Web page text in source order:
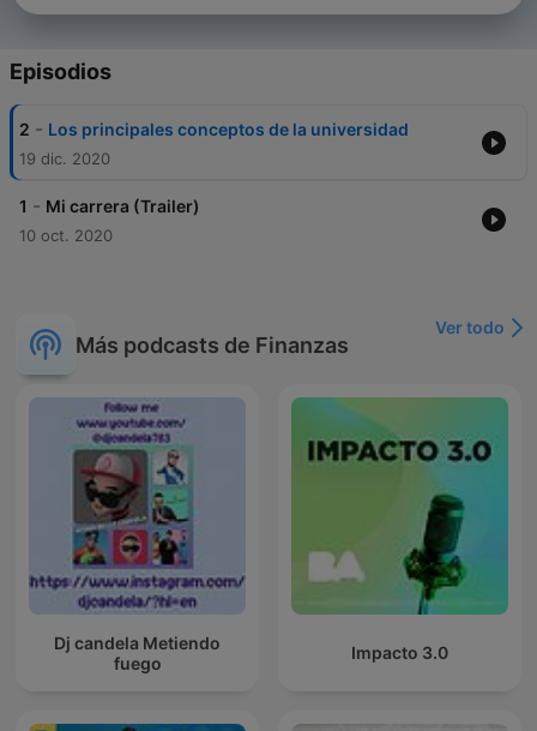
Episodios
2 - Los principales conceptos de la universidad
19 dic. 2020
1 - Mi carrera (Trailer)
10 oct. 2020
Más podcasts de Finanzas
Ver todo
Dj candela Metiendo
fuego
Impacto 3.0